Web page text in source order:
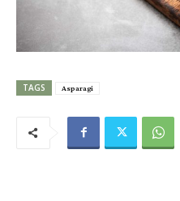
TAGS Asparagi